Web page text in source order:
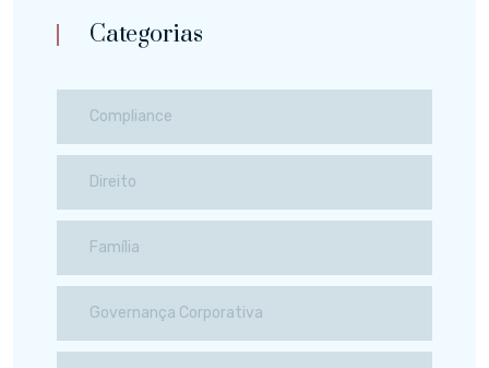
Categorias
Compliance
Direito
Família
Governança Corporativa